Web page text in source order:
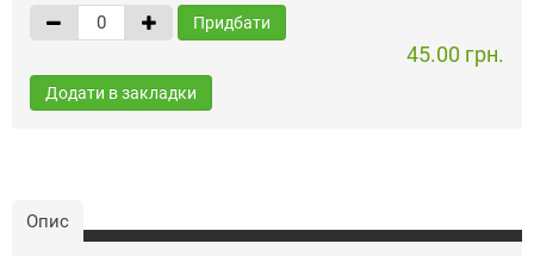
Придбати
45.00 грн.
Додати в закладки
Опис